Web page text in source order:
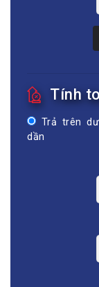
Tính
Trả trên
dần